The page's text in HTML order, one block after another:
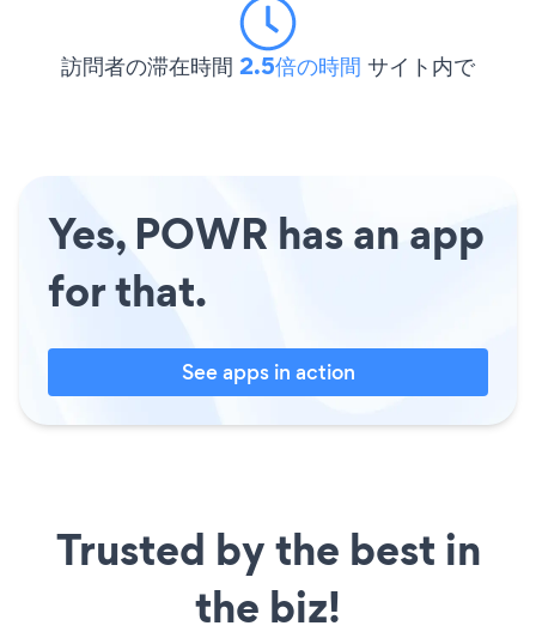
訪問者の滞在時間 2.5倍の時間 サイト内で
Yes, POWR has an app
for that.
See apps in action
Trusted by the best in
the biz!